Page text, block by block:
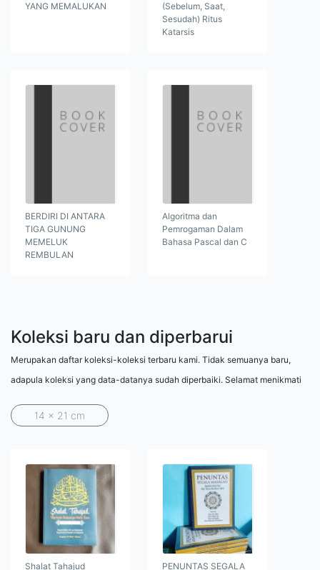
YANG MEMALUKAN
(Sebelum, Saat,
Sesudah) Ritus
Katarsis
BERDIRI DI ANTARA
TIGA GUNUNG
MEMELUK
REMBULAN
Algoritma dan
Pemrogaman Dalam
Bahasa Pascal dan C
Koleksi baru dan diperbarui
Merupakan daftar koleksi-koleksi terbaru kami. Tidak semuanya baru,
adapula koleksi yang data-datanya sudah diperbaiki. Selamat menikmati
14 x 21 cm
Shalat Tahajud PENUNTAS SEGALA